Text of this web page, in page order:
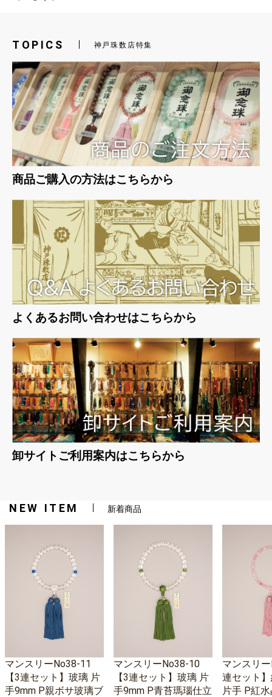
お買い物を続ける
TOPICS 神戸珠数店特集
商品ご購入の方法はこちらから
よくあるお問い合わせはこちらから
卸サイトご利用案内はこちらから
NEW ITEM 新着商品
マンスリーNo38-11
【3連セット】玻璃 片
手9mm P親ボサ玻璃ブ
マンスリーNo38-10
【3連セット】玻璃 片
手9mm P青苔瑪瑙仕立
マンスリ
連セット
片手 P紅